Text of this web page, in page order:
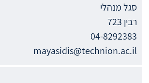
סגל מנהלי
רבין 723
04-8292383
mayasidis@technion.ac.il